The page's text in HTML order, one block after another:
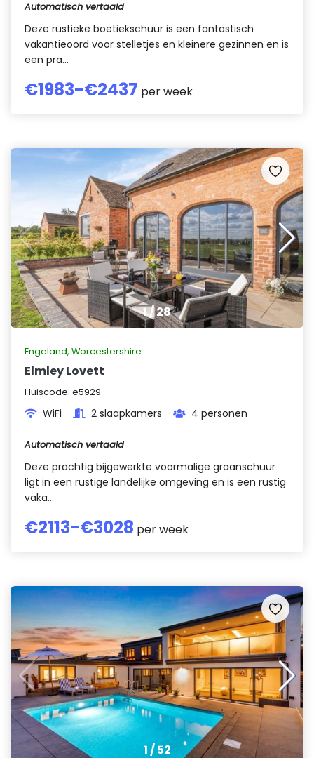
Automatisch vertaald
Deze rustieke boetiekschuur is een fantastisch
vakantieoord voor stelletjes en kleinere gezinnen en is
een pra...
€1983-€2437 per week
1/28
Engeland, Worcestershire
Elmley Lovett
Huiscode: e5929
WiFi 2 slaapkamers 4 personen
Automatisch vertaald
Deze prachtig bijgewerkte voormalige graanschuur
ligt in een rustige landelijke omgeving en is een rustig
vaka...
€2113-€3028 per week
1/52